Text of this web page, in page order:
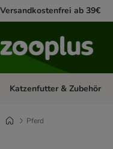
Versandkostenfrei ab 39€
Katzenfutter & Zubehör
Pferd